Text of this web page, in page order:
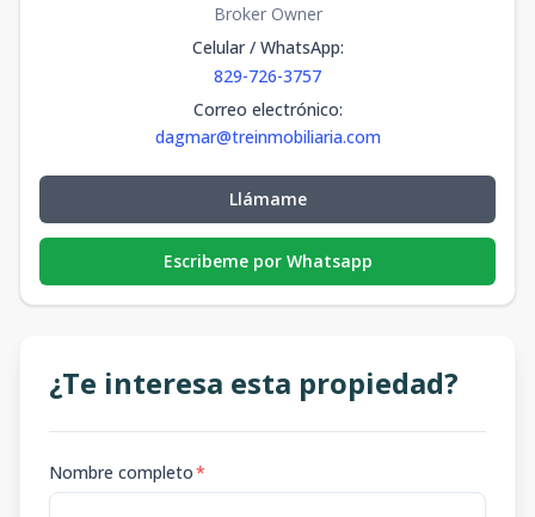
Broker Owner
Celular / WhatsApp:
829-726-3757
Correo electrónico:
dagmar@treinmobiliaria.com
Llámame
Escribeme por Whatsapp
¿Te interesa esta propiedad?
Nombre completo*